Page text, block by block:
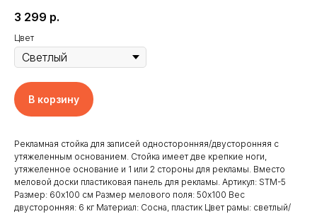
3 299 р.
Цвет
В корзину
Рекламная стойка для записей односторонняя/двусторонняя с
утяжеленным основанием. Стойка имеет две крепкие ноги,
утяжеленное основание и 1 или 2 стороны для рекламы. Вместо
меловой доски пластиковая панель для рекламы. Артикул: STM-5
Размер: 60х100 см Размер мелового поля: 50х100 Вес
двусторонняя: 6 кг Материал: Сосна, пластик Цвет рамы: светлый/
Новости
Отзывы
Контакты
Клиенты
Доставка и оплата
Главная